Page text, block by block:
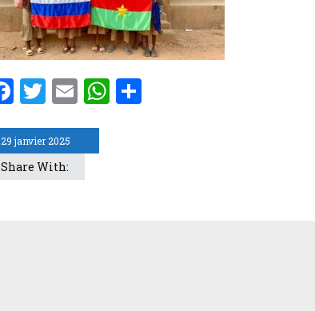
29 janvier 2025
Facebook
Twitter
EmailWhatsApp
Share With: